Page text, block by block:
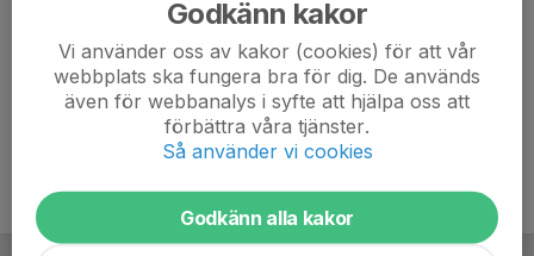
Godkänn kakor
Vi använder oss av kakor (cookies) för att vår
webbplats ska fungera bra för dig. De används
även för webbanalys i syfte att hjälpa oss att
förbättra våra tjänster.
Så använder vi cookies
Godkänn alla kakor